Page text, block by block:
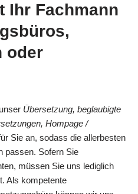
Ihr Fachmann
oder
Übersetzung, beglaubigte
Hompage /
Sie an, sodass die allerbesten
passen. Sofern Sie
müssen Sie uns lediglich
Als kompetente